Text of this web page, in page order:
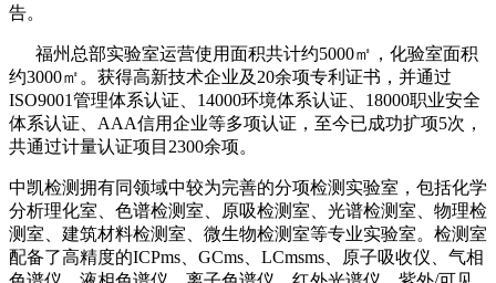
告。
福州总部实验室运营使用面积共计约5000㎡，化验室面积
约3000㎡。获得高新技术企业及20余项专利证书，并通过
ISO9001管理体系认证、14000环境体系认证、18000职业安全
体系认证、AAA信用企业等多项认证，至今已成功扩项5次，
共通过计量认证项目2300余项。
中凯检测拥有同领域中较为完善的分项检测实验室，包括化学
分析理化室、色谱检测室、原吸检测室、光谱检测室、物理检
测室、建筑材料检测室、微生物检测室等专业实验室。检测室
配备了高精度的ICPms、GCms、LCmsms、原子吸收仪、气相